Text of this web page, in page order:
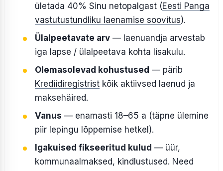
ületada 40% Sinu netopalgast (Eesti Panga
vastutustundliku laenamise soovitus).
Ülalpeetavate arv— laenuandja arvestab
iga lapse / ülalpeetava kohta lisakulu.
Olemasolevad kohustused — pärib
Krediidiregistristkõik aktiivsed laenud ja
maksehäired.
Vanus — enamasti 18–65 a (täpne ülemine
piir lepingu lõppemise hetkel).
Igakuised fikseeritud kulud — üür,
kommunaalmaksed, kindlustused. Need